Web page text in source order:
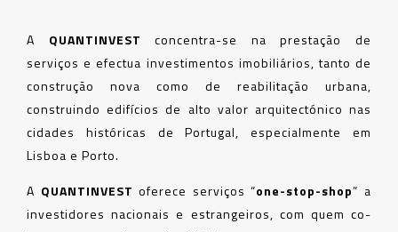
A QUANTINVESTconcentra-se na prestação de
serviços e efectua investimentos imobiliários, tanto de
construção nova como de reabilitação urbana,
construindo edifícios de alto valor arquitectónico nas
cidades históricas de Portugal, especialmente em
Lisboa e Porto.
A QUANTINVEST oferece serviços “one-stop-shop” a
investidores nacionais e estrangeiros, com quem co-